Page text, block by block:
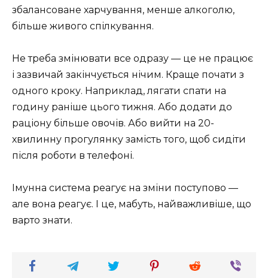
збалансоване харчування, менше алкоголю,
більше живого спілкування.
Не треба змінювати все одразу — це не працює
і зазвичай закінчується нічим. Краще почати з
одного кроку. Наприклад, лягати спати на
годину раніше цього тижня. Або додати до
раціону більше овочів. Або вийти на 20-
хвилинну прогулянку замість того, щоб сидіти
після роботи в телефоні.
Імунна система реагує на зміни поступово —
але вона реагує. І це, мабуть, найважливіше, що
варто знати.